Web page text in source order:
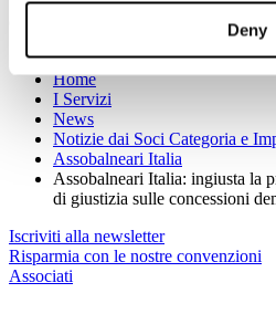
Deny
Sei qui:
Home
I Servizi
News
Notizie dai Soci Categoria e
Assobalneari Italia
Assobalneari Italia: ingiusta la
di giustizia sulle concessioni
Iscriviti alla newsletter
Risparmia con le nostre convenzioni
Associati